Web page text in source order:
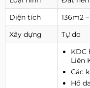
Diện tích
136m2
Xây dựng
Tự do
KDC
Liên
Các
Hồ